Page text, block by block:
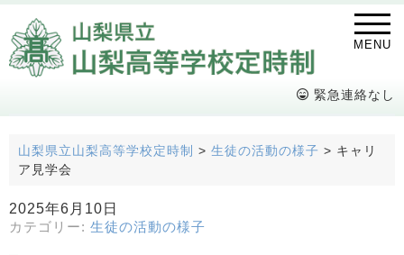
MENU
緊急連絡なし
山梨県立山梨高等学校定時制 > 生徒の活動の様子 > キャリ
ア見学会
2025年6月10日
カテゴリー: 生徒の活動の様子